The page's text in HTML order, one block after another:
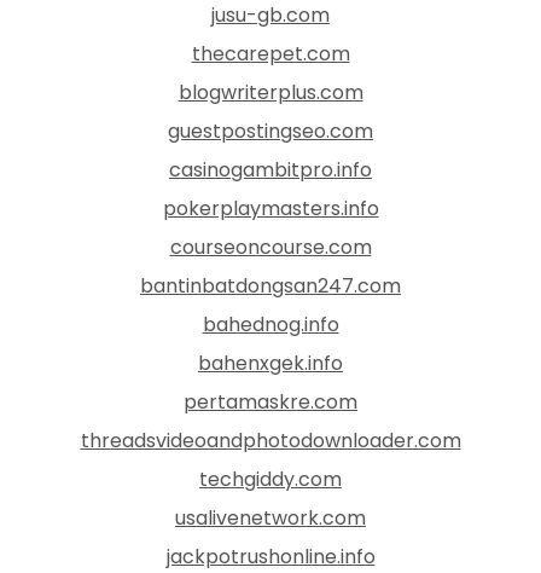
jusu-gb.com
thecarepet.com
blogwriterplus.com
guestpostingseo.com
casinogambitpro.info
pokerplaymasters.info
courseoncourse.com
bantinbatdongsan247.com
bahednog.info
bahenxgek.info
pertamaskre.com
threadsvideoandphotodownloader.com
techgiddy.com
usalivenetwork.com
jackpotrushonline.info